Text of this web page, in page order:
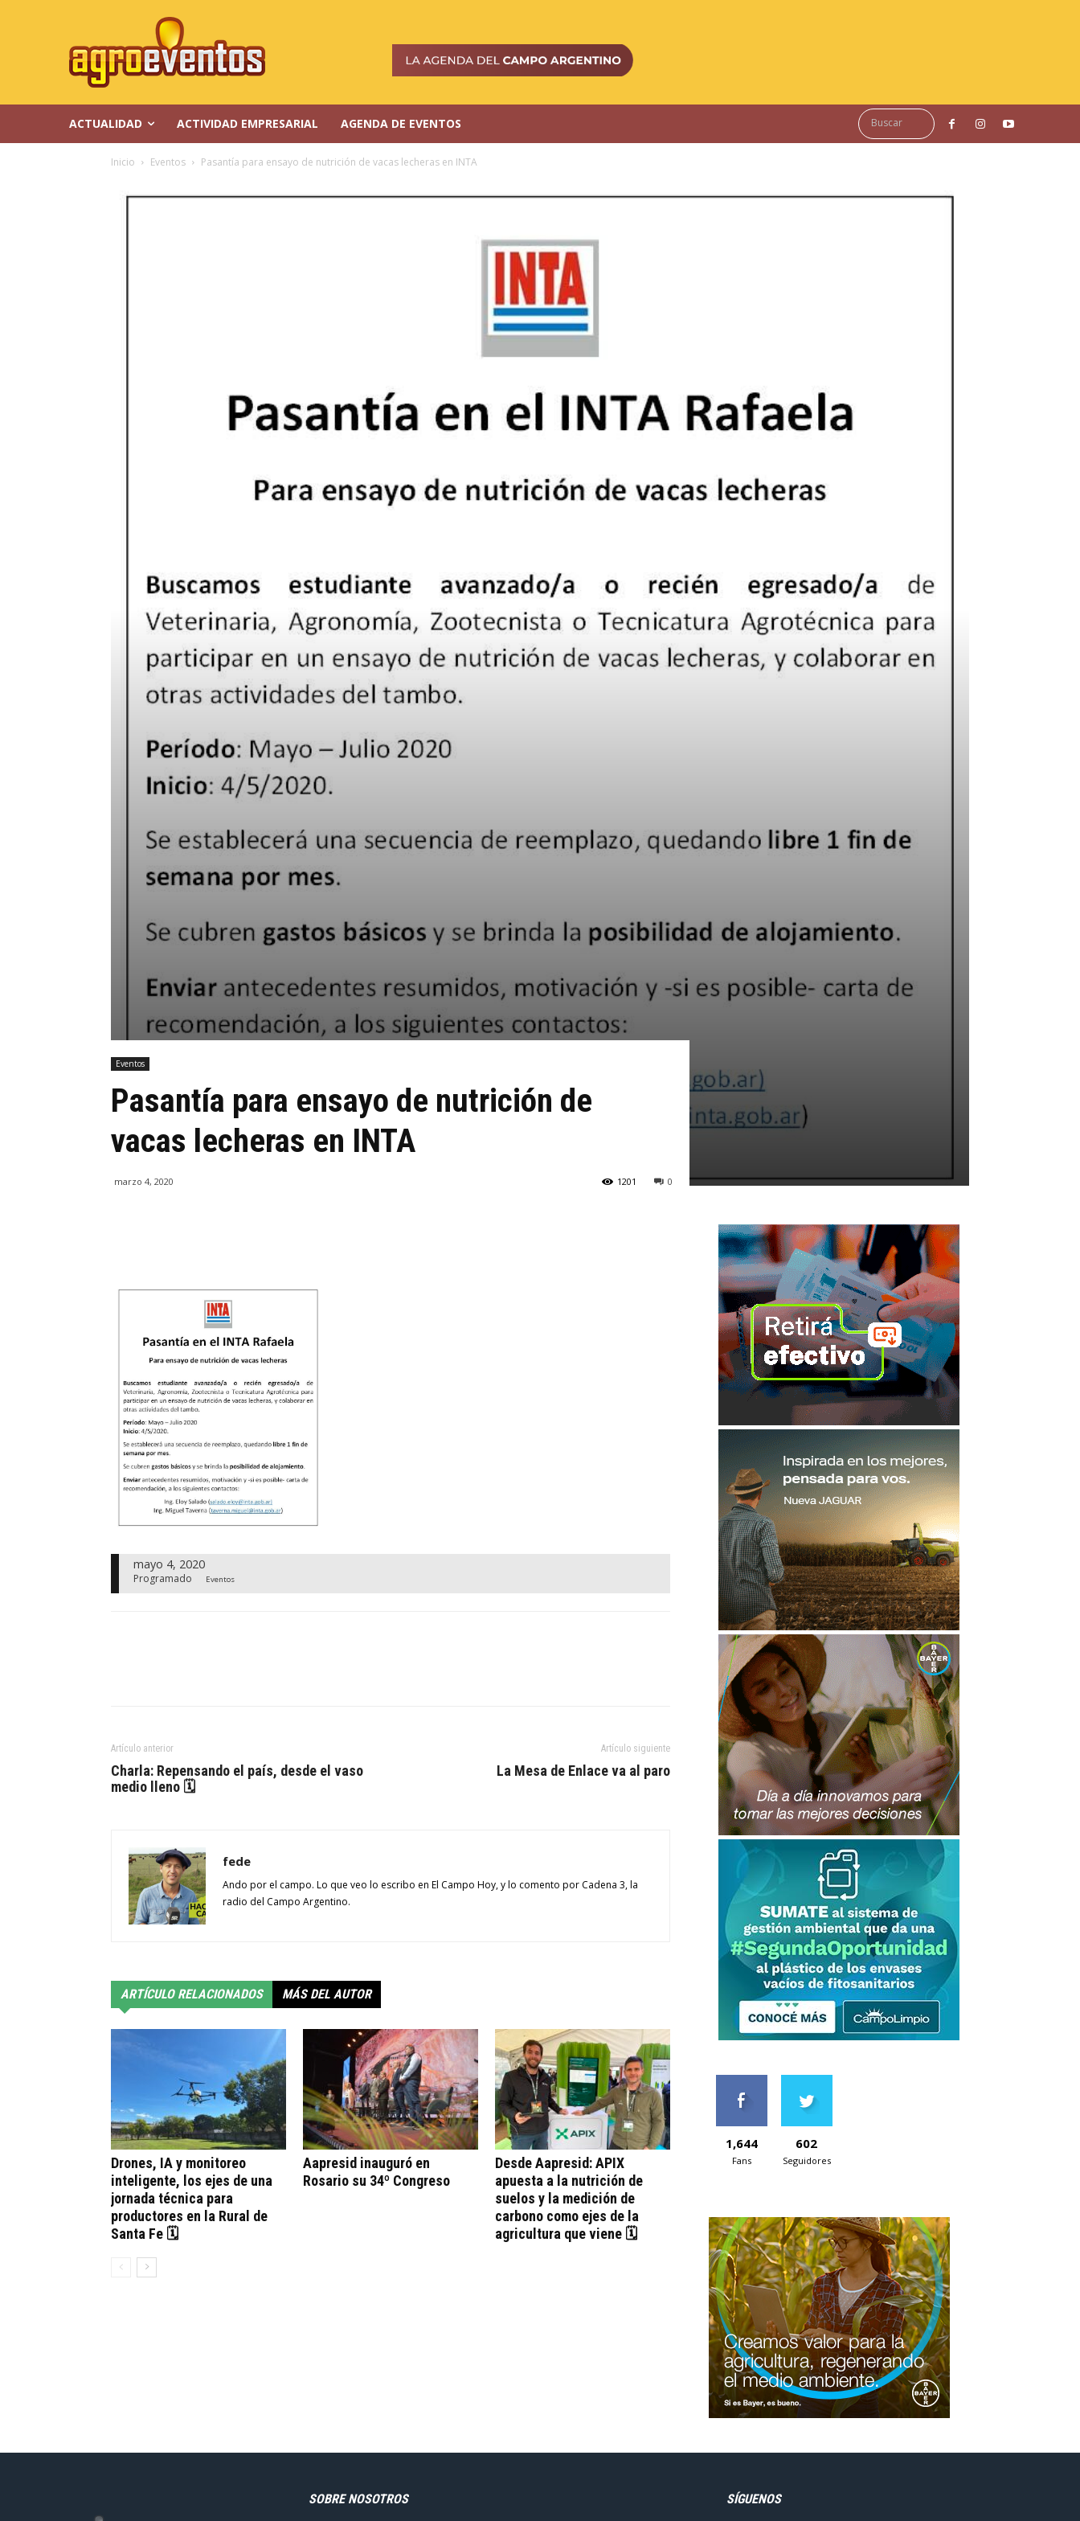
ACTUALIDAD ACTIVIDAD EMPRESARIAL AGENDA DE EVENTOS Buscar
Inicio Eventos Pasantía para ensayo de nutrición de vacas lecheras en INTA
Eventos
Pasantía para ensayo de nutrición de
vacas lecheras en INTA
marzo 4, 2020 0
1201
mayo 4, 2020
Programado Eventos
Artículo anterior
Charla: Repensando el país, desde el vaso
medio lleno 🗓
Artículo siguiente
La Mesa de Enlace va al paro
fede
Ando por el campo. Lo que veo lo escribo en El Campo Hoy, y lo comento por Cadena 3, la
radio del Campo Argentino.
ARTÍCULO RELACIONADOS MÁS DEL AUTOR
Drones, IA y monitoreo
inteligente, los ejes de una
jornada técnica para
productores en la Rural de
Santa Fe 🗓
Aapresid inauguró en
Rosario su 34º Congreso
Desde Aapresid: APIX
apuesta a la nutrición de
suelos y la medición de
carbono como ejes de la
agricultura que viene 🗓
1,644
Fans
602
Seguidores
SOBRE NOSOTROS SÍGUENOS